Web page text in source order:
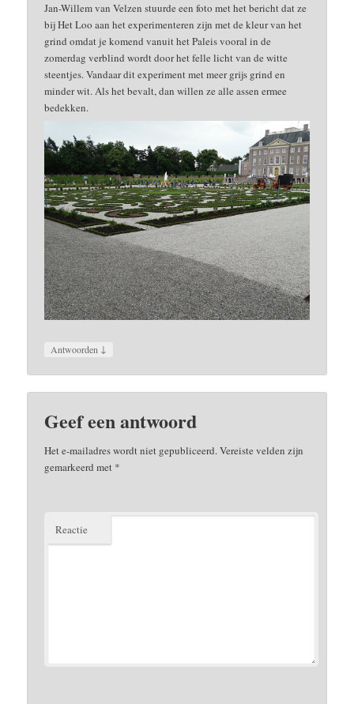
Jan-Willem van Velzen stuurde een foto met het bericht dat ze
bij Het Loo aan het experimenteren zijn met de kleur van het
grind omdat je komend vanuit het Paleis vooral in de
zomerdag verblind wordt door het felle licht van de witte
steentjes. Vandaar dit experiment met meer grijs grind en
minder wit. Als het bevalt, dan willen ze alle assen ermee
bedekken.
Antwoorden ↓
Geef een antwoord
Het e-mailadres wordt niet gepubliceerd.Vereiste velden zijn
gemarkeerd met *
Reactie